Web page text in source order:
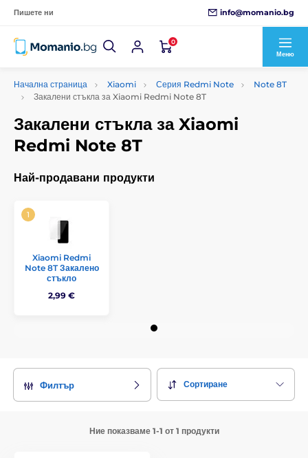
Пишете ни info@momanio.bg
0
Меню
Начална страница Xiaomi Серия Redmi Note
Note 8T
Закалени стъкла за Xiaomi Redmi Note 8T
Закалени стъкла за Xiaomi
Redmi Note 8T
Най-продавани продукти
Xiaomi Redmi
Note 8T Закалено
стъкло
2,99 €
Филтър Сортиране
Ние показваме 1-1 от 1 продукти